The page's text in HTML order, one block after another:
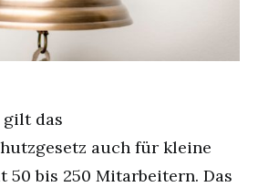
gilt das
auch für kleine
50 bis 250 Mitarbeitern. Das